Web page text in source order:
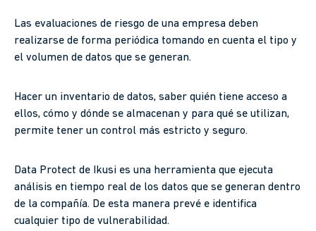
Las evaluaciones de riesgo de una empresa deben
realizarse de forma periódica tomando en cuenta el tipo y
el volumen de datos que se generan.
Hacer un inventario de datos, saber quién tiene acceso a
ellos, cómo y dónde se almacenan y para qué se utilizan,
permite tener un control más estricto y seguro.
Data Protect de Ikusi es una herramienta que ejecuta
análisis en tiempo real de los datos que se generan dentro
de la compañía. De esta manera prevé e identifica
cualquier tipo de vulnerabilidad.